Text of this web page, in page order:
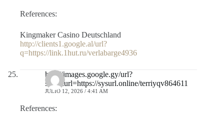
References:
Kingmaker Casino Deutschland
http://clients1.google.al/url?
q=https://link.1hut.ru/verlabarge4936
http://images.google.gy/url?
sa=t&url=https://sysurl.online/terriyqv864611
JULIO 12, 2026 / 4:41 AM
References: